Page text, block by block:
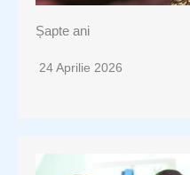
Șapte ani
24 Aprilie 2026